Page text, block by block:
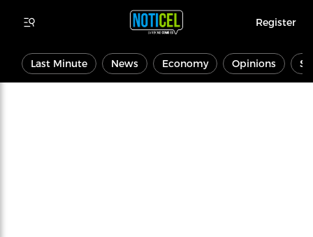
Register
Last Minute News Economy Opinions